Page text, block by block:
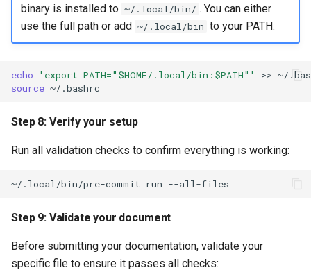
binary is installed to ~/.local/bin/ . You can either
use the full path or add ~/.local/bin to your PATH:
echo 'export PATH="$HOME/.local/bin:$PATH"'
>>
source
Step 8: Verify your setup
Run all validation checks to confirm everything is working:
~/.local/bin/pre-commit run
Step 9: Validate your document
Before submitting your documentation, validate your
specific file to ensure it passes all checks: